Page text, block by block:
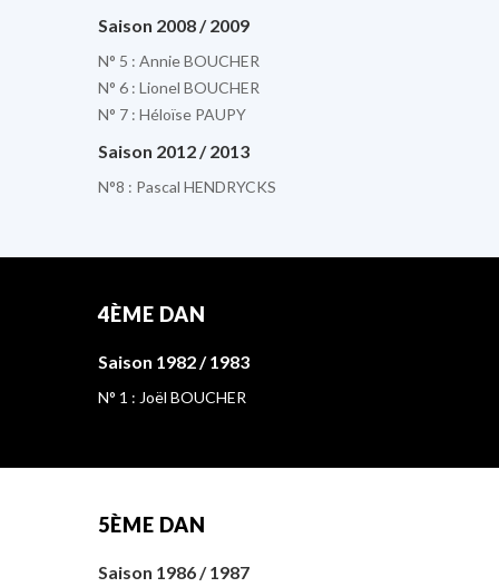
Saison 2008 / 2009
N° 5 : Annie BOUCHER
N° 6 : Lionel BOUCHER
N° 7 : Héloïse PAUPY
Saison 2012 / 2013
N°8 : Pascal HENDRYCKS
4ÈME DAN
Saison 1982 / 1983
N° 1 : Joël BOUCHER
5ÈME DAN
Saison 1986 / 1987